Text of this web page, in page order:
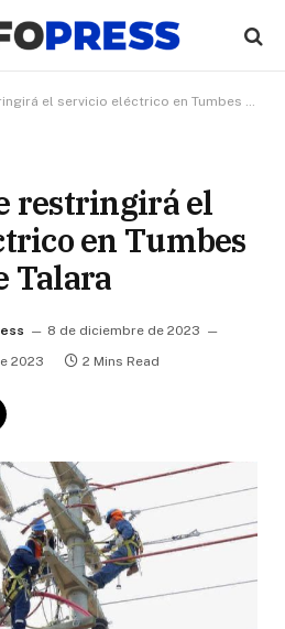
servicio eléctrico en Tumbes y sectores de Talara
restringirá el
en Tumbes
Talara
8 de diciembre de 2023
2023 2 Mins Read